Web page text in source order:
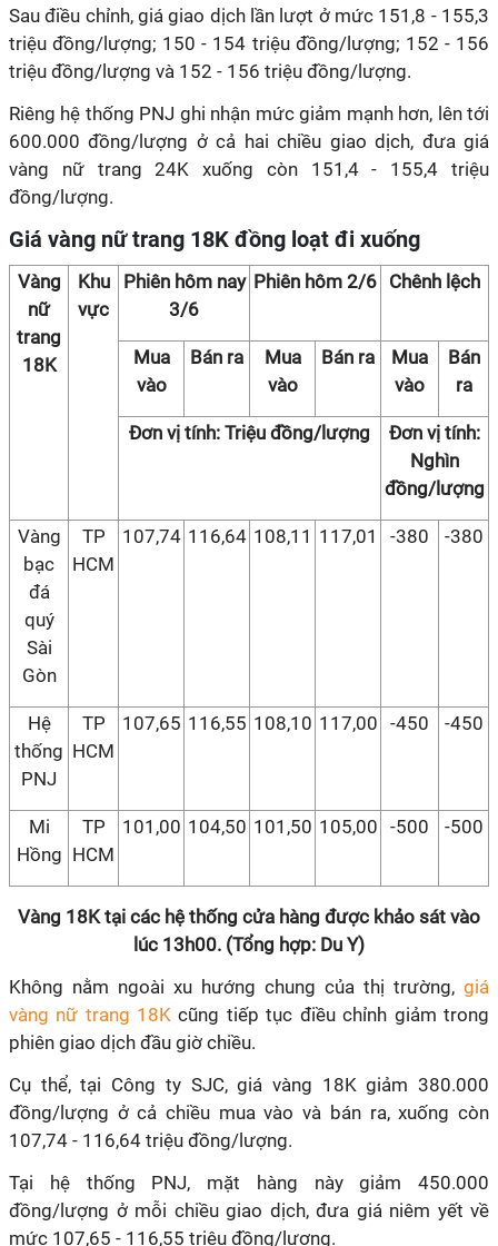
Sau điều chỉnh, giá giao dịch lần lượt ở mức 151,8 - 155,3
triệu đồng/lượng; 150 - 154 triệu đồng/lượng; 152 - 156
triệu đồng/lượng và 152 - 156 triệu đồng/lượng.
Riêng hệ thống PNJ ghi nhận mức giảm mạnh hơn, lên tới
600.000 đồng/lượng ở cả hai chiều giao dịch, đưa giá
vàng nữ trang 24K xuống còn 151,4 - 155,4 triệu
đồng/lượng.
Giá vàng nữ trang 18K đồng loạt đi xuống
Vàng
nữ
trang
18K
Khu
vực
Phiên hôm nay
3/6
Phiên hôm 2/6 Chênh lệch
Mua
vào
Bán ra
Mua
vào
Bán ra
Mua
vào
Bán
ra
Đơn vị tính: Triệu đồng/lượng
Đơn vị tính:
Nghìn
đồng/lượng
Vàng
bạc
đá
quý
Sài
Gòn
TP
HCM
107,74 116,64 108,11 117,01 -380 -380
Hệ
thống
PNJ
TP
HCM
107,65 116,55 108,10 117,00 -450 -450
Mi
Hồng
TP
HCM
101,00 104,50 101,50 105,00 -500 -500
Vàng 18K tại các hệ thống cửa hàng được khảo sát vào
lúc 13h00. (Tổng hợp: Du Y)
Không nằm ngoài xu hướng chung của thị trường, giá
vàng nữ trang 18K cũng tiếp tục điều chỉnh giảm trong
phiên giao dịch đầu giờ chiều.
Cụ thể, tại Công ty SJC, giá vàng 18K giảm 380.000
đồng/lượng ở cả chiều mua vào và bán ra, xuống còn
107,74 - 116,64 triệu đồng/lượng.
Tại hệ thống PNJ, mặt hàng này giảm 450.000
đồng/lượng ở mỗi chiều giao dịch, đưa giá niêm yết về
mức 107,65 - 116,55 triệu đồng/lượng.